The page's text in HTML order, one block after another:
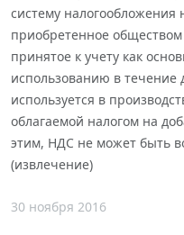
систему налогообложения
приобретенное
принятое к учету как
использованию в течение
используется в
облагаемой налогом на
этим, НДС не может быть
(извлечение)
30 ноября 2016